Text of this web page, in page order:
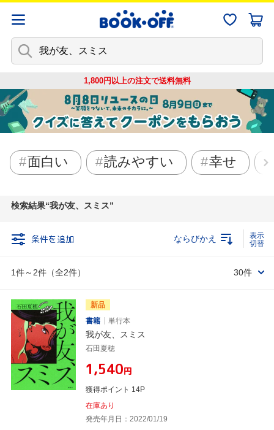
1,800円以上の注文で送料無料
面白い 読みやすい 幸せ
検索結果 我が友、スミス
条件を追加
1件～2件（全2件）
ならびかえ
30件
新品
書籍
単行本
我が友、スミス
石田夏穂
¥1,540円
獲得ポイント 14P
在庫あり
発売年月日：2022/01/19